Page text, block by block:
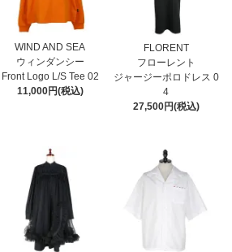
WIND AND SEA
ウィンダンシー
Front Logo L/S Tee 02
11,000円(税込)
FLORENT
フローレント
ジャージーポロドレス 0
4
27,500円(税込)